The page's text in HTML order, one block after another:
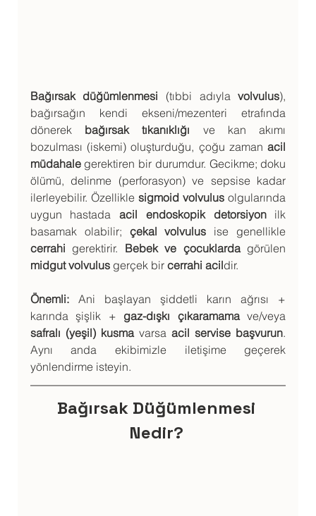
Bağırsak düğümlenmesi (tıbbi adıyla volvulus),
bağırsağın kendi ekseni/mezenteri etrafında
dönerek bağırsak tıkanıklığı ve kan akımı
bozulması (iskemi) oluşturduğu, çoğu zaman acil
müdahale gerektiren bir durumdur. Gecikme; doku
ölümü, delinme (perforasyon) ve sepsise kadar
ilerleyebilir. Özellikle sigmoid volvulus olgularında
uygun hastada acil endoskopik detorsiyon ilk
basamak olabilir; çekal volvulus
cerrahi gerektirir. Bebek ve çocuklarda
midgut volvulus gerçek bir cerrahi acildir.
Önemli: Ani başlayan şiddetli karın ağrısı +
karında şişlik + gaz-dışkı çıkaramama
safralı (yeşil) kusma varsa acil servise başvurun.
Aynı anda ekibimizle iletişime geçerek
yönlendirme isteyin.
Bağırsak Düğümlenmesi
Nedir?